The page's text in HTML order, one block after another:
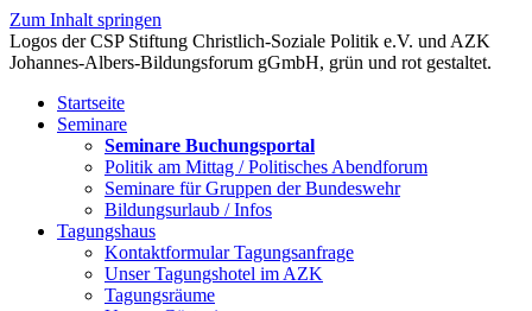
Zum Inhalt springen
Startseite
Seminare
Seminare Buchungsportal
Politik am Mittag / Politisches Abendforum
Seminare für Gruppen der Bundeswehr
Bildungsurlaub / Infos
Tagungshaus
Kontaktformular Tagungsanfrage
Unser Tagungshotel im AZK
Tagungsräume